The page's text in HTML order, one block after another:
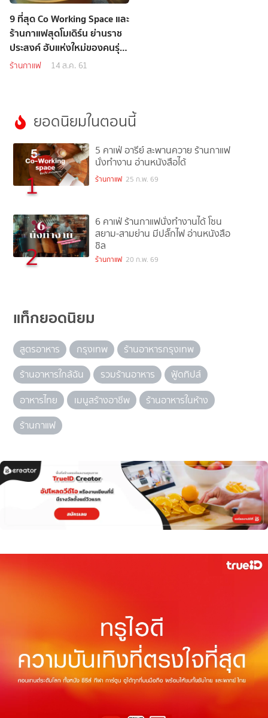
9 ที่สุด Co Working Space และ
ร้านกาแฟสุดโมเดิร์น ย่านราช
ประสงค์ ฮับแห่งใหม่ของคนรุ่น
ใหม่ในกรุงเทพฯ
ร้านกาแฟ 14 ส.ค. 61
ยอดนิยมในตอนนี้
1
5 คาเฟ่ อารีย์ สะพานควาย ร้านกาแฟ
นั่งทำงาน อ่านหนังสือได้
ร้านกาแฟ 25 ก.พ. 69
2
6 คาเฟ่ ร้านกาแฟนั่งทำงานได้ โซน
สยาม-สามย่าน มีปลั๊กไฟ อ่านหนังสือ
ชิล
ร้านกาแฟ 20 ก.พ. 69
แท็กยอดนิยม
สูตรอาหาร กรุงเทพ
ร้านอาหารกรุงเทพ
ร้านอาหารใกล้ฉัน
รวมร้านอาหาร
ฟู้ดทิปส์
อาหารไทย
เมนูสร้างอาชีพ
ร้านอาหารในห้าง
ร้านกาแฟ